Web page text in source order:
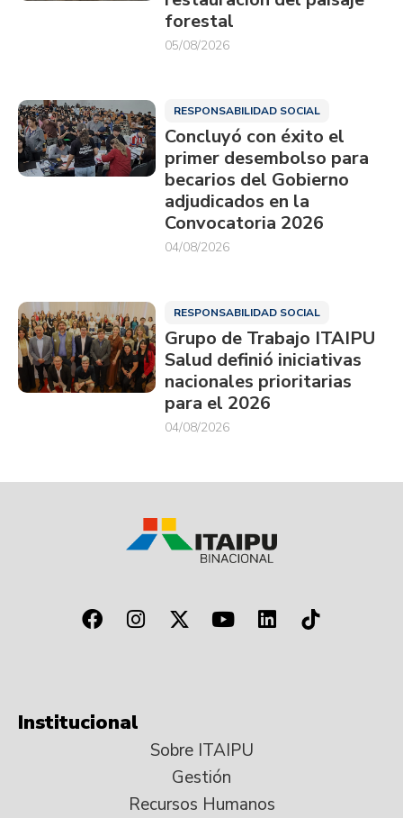
forestal
05/08/2026
RESPONSABILIDAD SOCIAL
Concluyó con éxito el
primer desembolso para
becarios del Gobierno
adjudicados en la
Convocatoria 2026
04/08/2026
RESPONSABILIDAD SOCIAL
Grupo de Trabajo ITAIPU
Salud definió iniciativas
nacionales prioritarias
para el 2026
04/08/2026
Institucional
Sobre ITAIPU
Gestión
Recursos Humanos